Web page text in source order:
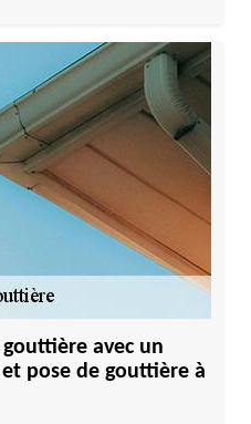
avec un
pose de gouttière à